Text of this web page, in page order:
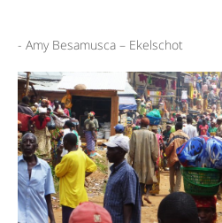
- Amy Besamusca – Ekelschot